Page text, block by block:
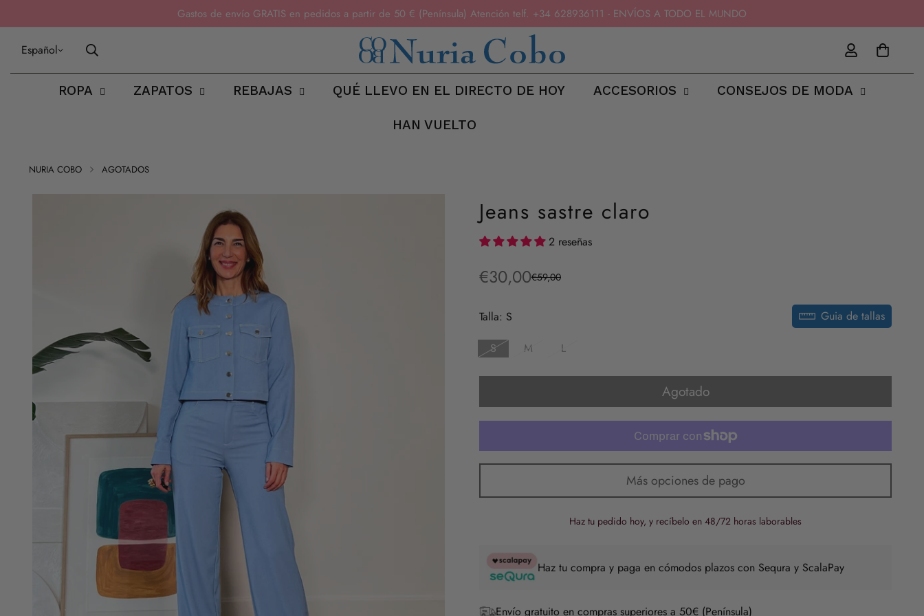
Gastos de envío GRATIS en pedidos a partir de 50 € (Península) Atención telf. +34 628936111 - ENVÍOS A TODO EL MUNDO
Español
ROPA ZAPATOS REBAJAS QUÉ LLEVO EN EL DIRECTO DE HOY ACCESORIOS CONSEJOS DE MODA
HAN VUELTO
NURIA COBO AGOTADOS
Jeans sastre claro
2 reseñas
Precio
venta
€30,00
Precio
€59,00
Talla: S Guia de tallas
S M L
Agotado
Más opciones de pago
Haz tu pedido hoy, y recíbelo en 48/72 horas laborables
Haz tu compra y paga en cómodos plazos con Sequra y ScalaPay
Envío gratuito en compras superiores a 50€ (Península)